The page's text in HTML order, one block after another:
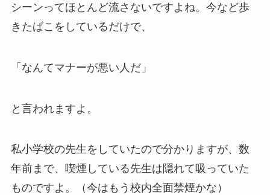
シーンってほとんど流さないですよね。今など歩
きたばこをしているだけで、
「なんてマナーが悪い人だ」
と言われますよ。
私小学校の先生をしていたので分かりますが、数
年前まで、喫煙している先生は隠れて吸っていた
ものですよ。（今はもう校内全面禁煙かな）